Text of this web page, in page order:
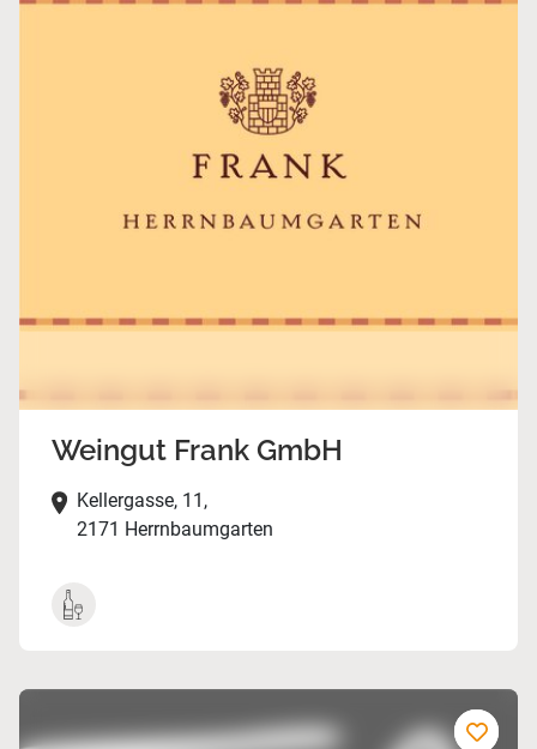
Weingut Frank GmbH
Kellergasse, 11,
2171 Herrnbaumgarten